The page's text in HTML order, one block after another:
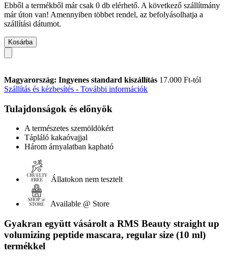
Ebből a termékből már csak 0 db elérhető. A következő szállítmány
már úton van! Amennyiben többet rendel, az befolyásolhatja a
szállítási dátumot.
Kosárba
Magyarország: Ingyenes standard kiszállítás 17.000 Ft-tól
Szállítás és kézbesítés - További információk
Tulajdonságok és előnyök
A természetes szemöldökért
Tápláló kakaóvajjal
Három árnyalatban kapható
Állatokon nem tesztelt
Available @ Store
Gyakran együtt vásárolt a RMS Beauty straight up
volumizing peptide mascara, regular size (10 ml)
termékkel